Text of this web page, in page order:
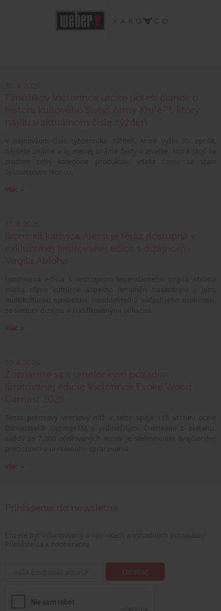
30. 4. 2026
Fanúšikov Victorinox určite poteší článok o
histórii kultového Swiss Army Knife™, ktorý
nájdu v aktuálnom čísle .týždeň
viac »
13. 4. 2026
Ikonická kanvica Alessi je teraz dostupná v
exkluzívnej limitovanej edícii s dizajnom
Virgila Abloha
viac »
10. 4. 2026
Zoznámte sa s umeleckým pozadím
limitovanej edície Victorinox Evoke Wood
Damast 2026
viac »
Prihlásenie do newslettra